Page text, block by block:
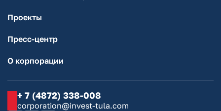
Проекты
Пресс-центр
О корпорации
+ 7 (4872) 338-008
corporation@invest-tula.com